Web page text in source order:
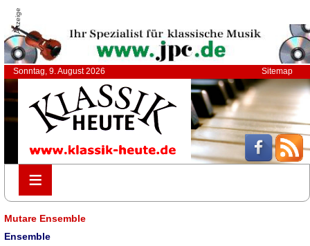
Anzeige
Sonntag, 9. August 2026 Sitemap
≡
≡
Mutare Ensemble
Ensemble